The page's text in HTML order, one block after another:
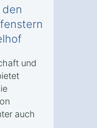
den
und
auch